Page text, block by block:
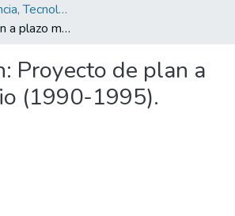
Políticas de Ciencia, Tecnología e Innovación
Proyecto de plan a plazo medio (1990-1995).
Proyecto de plan a
(1990-1995).